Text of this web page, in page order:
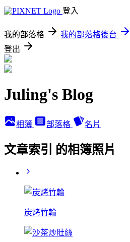
登入
我的部落格 我的部落格後台
登出
Juling's Blog
相簿 部落格 名片
文章索引 的相簿照片
炭烤竹輪